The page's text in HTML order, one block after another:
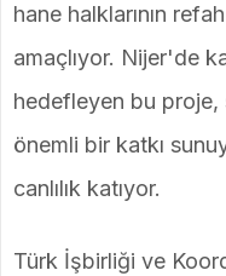
hane halklarının
amaçlıyor. Nijer'de
hedefleyen bu proje,
önemli bir katkı
canlılık katıyor.
Türk İşbirliği ve